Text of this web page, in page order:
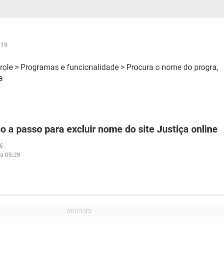
> Programas e funcionalidade > Procura o nome do progra,
a passo para excluir nome do site Justiça online
05:29